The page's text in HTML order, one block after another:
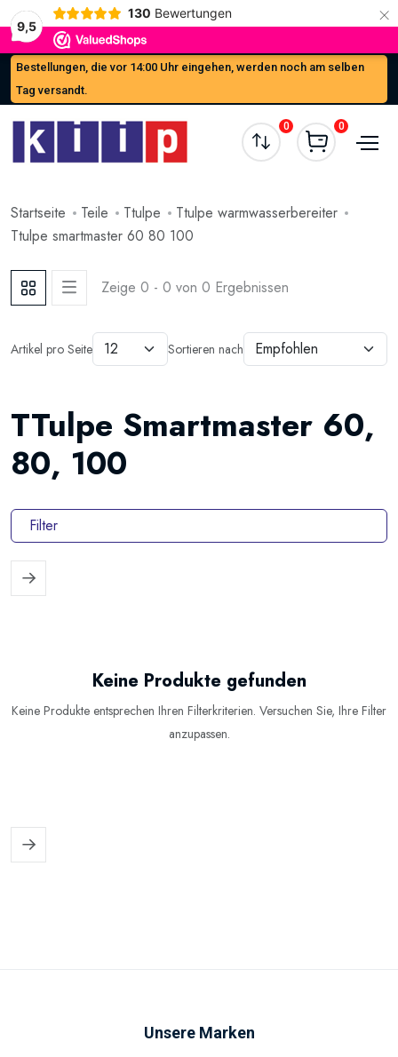
9,5
130 Bewertungen ×
Bestellungen, die vor 14:00 Uhr eingehen, werden noch am selben
Tag versandt.
0 0
Startseite Teile Ttulpe
Ttulpe warmwasserbereiter
Ttulpe smartmaster 60 80 100
Zeige 0 - 0 von 0 Ergebnissen
Artikel pro Seite Sortieren nach
TTulpe Smartmaster 60,
80, 100
Filter
Keine Produkte gefunden
Keine Produkte entsprechen Ihren Filterkriterien. Versuchen Sie, Ihre Filter
anzupassen.
Unsere Marken